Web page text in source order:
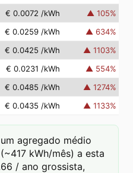
€ 0.0072 /kWh ▲ 105%
€ 0.0259 /kWh ▲ 634%
€ 0.0425 /kWh ▲ 1103%
€ 0.0231 /kWh ▲ 554%
€ 0.0485 /kWh ▲ 1274%
€ 0.0435 /kWh ▲ 1133%
agregado médio
kWh/mês) a esta
/ ano grossista,